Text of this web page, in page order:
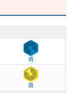
青
黄